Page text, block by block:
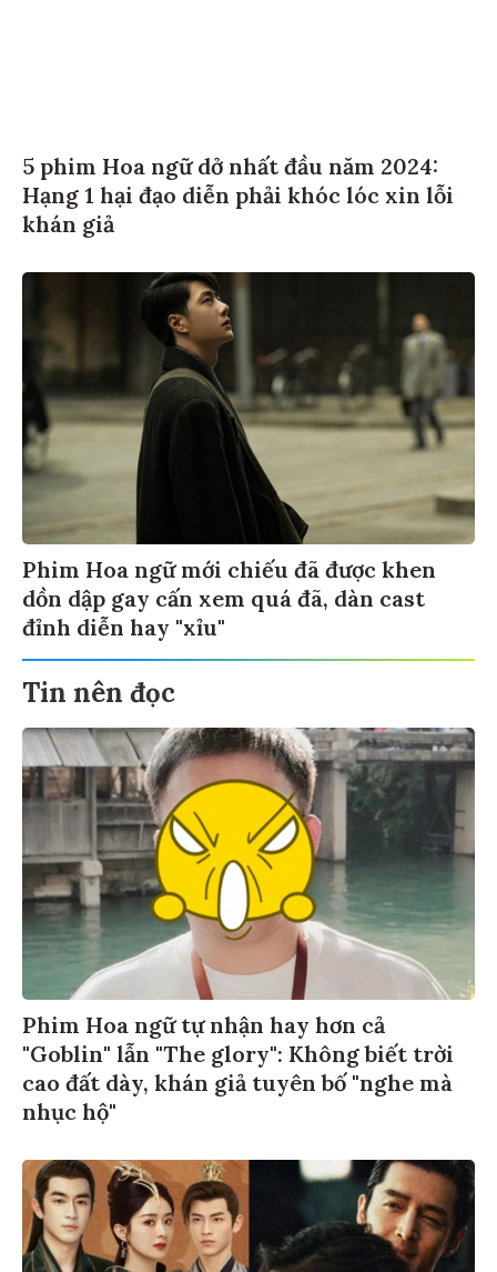
5 phim Hoa ngữ dở nhất đầu năm 2024:
Hạng 1 hại đạo diễn phải khóc lóc xin lỗi
khán giả
Phim Hoa ngữ mới chiếu đã được khen
dồn dập gay cấn xem quá đã, dàn cast
đỉnh diễn hay "xỉu"
Tin nên đọc
Phim Hoa ngữ tự nhận hay hơn cả
"Goblin" lẫn "The glory": Không biết trời
cao đất dày, khán giả tuyên bố "nghe mà
nhục hộ"